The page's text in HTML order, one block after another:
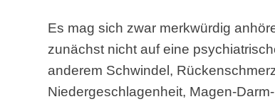
Es mag sich zwar merkwürdig
zunächst nicht auf eine
anderem Schwindel,
Niedergeschlagenheit, Magen-